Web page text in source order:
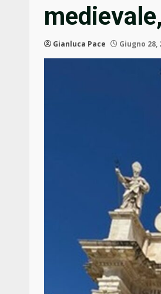
Gianluca Pace Giugno 28,